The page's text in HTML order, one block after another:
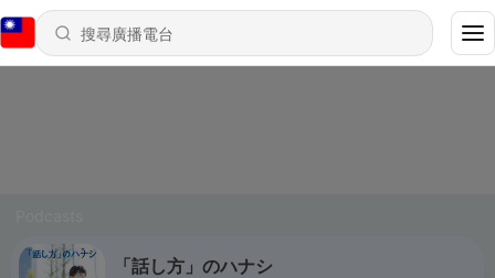
「話し方」のハナシ